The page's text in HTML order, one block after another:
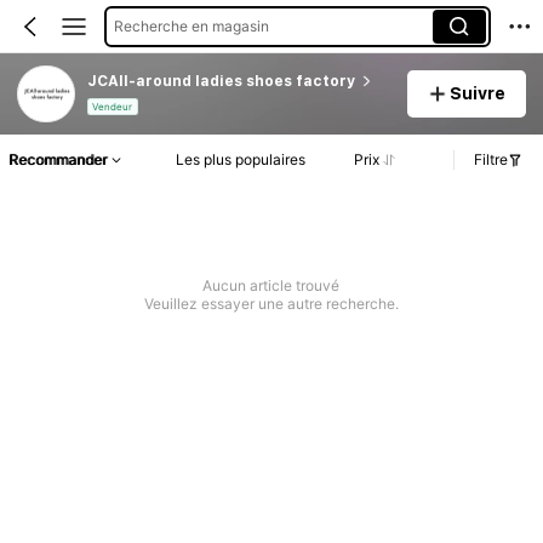
Recherche en magasin
JCAll-around ladies shoes factory
Vendeur
Suivre
Recommander Les plus populaires Prix Filtre
Aucun article trouvé
Veuillez essayer une autre recherche.